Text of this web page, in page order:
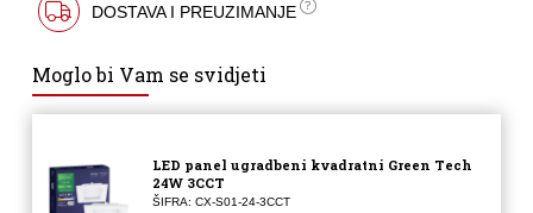
DOSTAVA I PREUZIMANJE
Moglo bi Vam se svidjeti
LED panel ugradbeni kvadratni Green Tech
24W 3CCT
ŠIFRA: CX-S01-24-3CCT